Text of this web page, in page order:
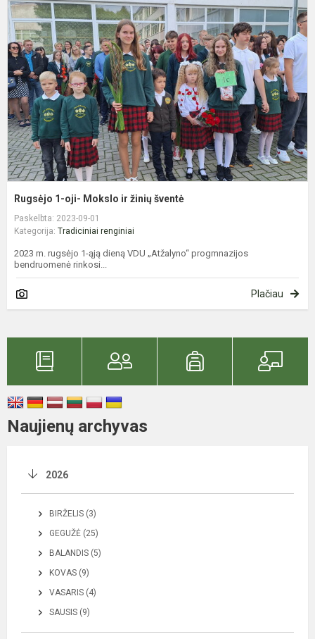
Rugsėjo 1-oji- Mokslo ir žinių šventė
Paskelbta: 2023-09-01
Kategorija: Tradiciniai renginiai
2023 m. rugsėjo 1-ąją dieną VDU „Atžalyno“ progmnazijos
bendruomenė rinkosi...
Plačiau
Naujienų archyvas
2026
BIRŽELIS (3)
GEGUŽĖ (25)
BALANDIS (5)
KOVAS (9)
VASARIS (4)
SAUSIS (9)